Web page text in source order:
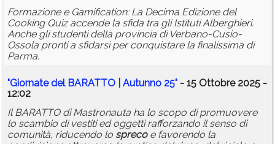
Formazione e Gamification: La Decima Edizione del
Cooking Quiz accende la sfida tra gli Istituti Alberghieri.
Anche gli studenti della provincia di Verbano-Cusio-
Ossola pronti a sfidarsi per conquistare la finalissima di
Parma.
"Giornate del BARATTO | Autunno 25" - 15 Ottobre 2025 -
12:02
Il BARATTO di Mastronauta ha lo scopo di promuovere
lo scambio di vestiti ed oggetti rafforzando il senso di
comunità, riducendo lo sprecoe favorendo la